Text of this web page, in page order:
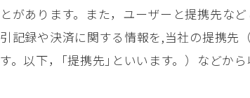
とがあります。また，ユーザーと提携先な
引記録や決済に関する情報を,当社の提携先
す。以下，｢提携先｣といいます。）などから